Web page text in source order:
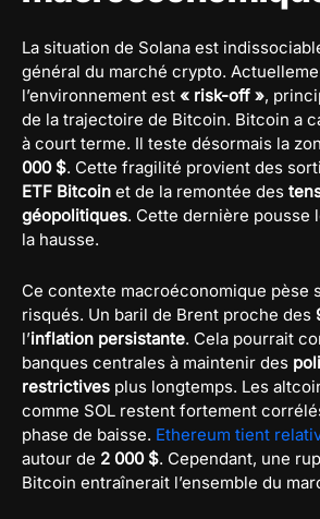
La situation de Solana est
général du marché crypto.
l’environnement est « risk-off »,
de la trajectoire de Bitcoin. Bitcoin a
à court terme. Il teste désormais la
000 $. Cette fragilité provient des
ETF Bitcoin et de la remontée des
géopolitiques. Cette dernière pousse
la hausse.
Ce contexte macroéconomique pèse
risqués. Un baril de Brent proche des
l’inflation persistante. Cela pourrait
banques centrales à maintenir des
restrictives plus longtemps. Les
comme SOL restent fortement
phase de baisse. Ethereum tient
autour de 2 000 $. Cependant, une
Bitcoin entraînerait l’ensemble du